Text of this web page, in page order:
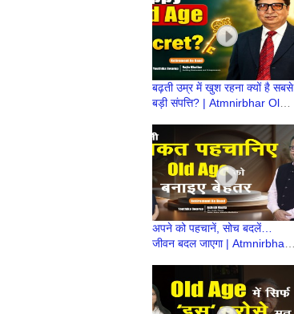
बढ़ती उम्र में खुश रहना क्यों है सबसे
बड़ी संपत्ति? | Atmnirbhar Old
अपने को पहचानें, सोच बदलें…
जीवन बदल जाएगा | Atmnirbhar
Retirement Ke Baad